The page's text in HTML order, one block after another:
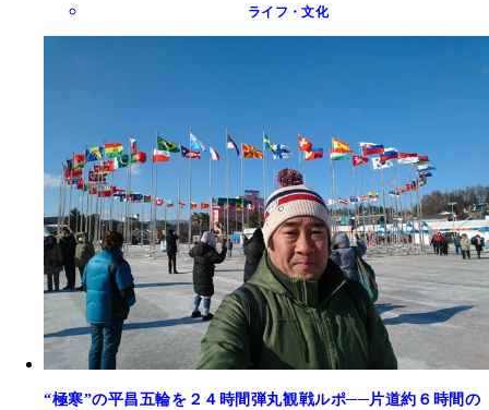
ライフ・文化
“極寒”の平昌五輪を２４時間弾丸観戦ルポ──片道約６時間の